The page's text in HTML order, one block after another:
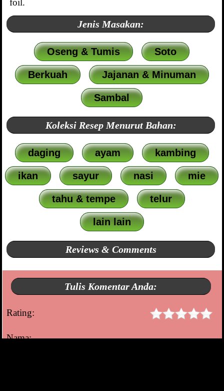
foil.
Jenis Masakan:
Oseng & Tumis Soto
Berkuah Jajanan & Minuman
Sambal
Koleksi Resep Menurut Bahan:
daging ayam kambing
ikan sayur nasi mie
tahu & tempe telur
lain lain
Reviews & Comments
Tulis Komentar Anda:
Rating:
Nama: